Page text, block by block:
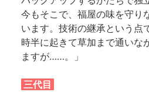
今もそこで、福屋の味を守り
います。技術の継承という点
時半に起きて草加まで通いな
ますが……。」
三代目